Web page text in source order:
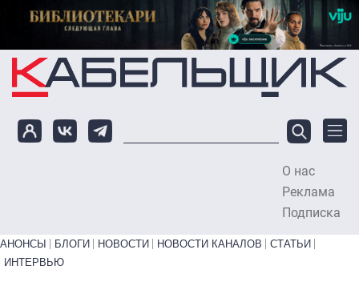
Перейти к основному содержанию
О нас
Реклама
Подписка
Primary links bottom
АНОНСЫ БЛОГИ НОВОСТИ НОВОСТИ КАНАЛОВ
СТАТЬИ
ИНТЕРВЬЮ